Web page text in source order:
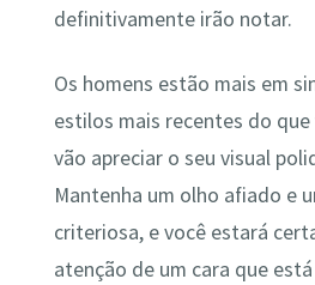
definitivamente irão notar.
Os homens estão mais em
estilos mais recentes do
vão apreciar o seu visual
Mantenha um olho afiado e
criteriosa, e você estará
atenção de um cara que